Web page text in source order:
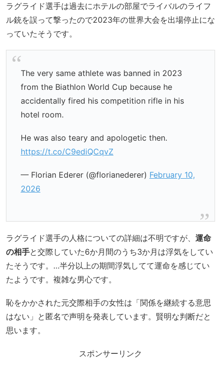
ラグライド選手は過去にホテルの部屋でライバルのライフ
ル銃を誤って撃ったので2023年の世界大会を出場停止にな
っていたそうです。
The very same athlete was banned in 2023
from the Biathlon World Cup because he
accidentally fired his competition rifle in his
hotel room.
He was also teary and apologetic then.
https://t.co/C9ediQCqvZ
— Florian Ederer (@florianederer) February 10,
2026
ラグライド選手の人格についての詳細は不明ですが、 運命
の相手と交際していた6か月間のうち3か月は浮気をしてい
たそうです。…半分以上の期間浮気してて運命を感じてい
たようです。複雑な男心です。
恥をかかされた元交際相手の女性は「関係を継続する意思
はない」と匿名で声明を発表しています。賢明な判断だと
思います。
スポンサーリンク